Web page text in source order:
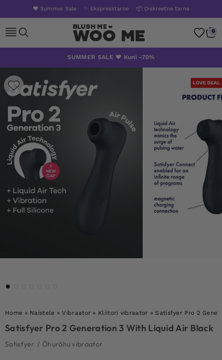
content
❤️ Summer Sale ✨ Ekspresstarne 📦 Diskreetne tarne
Woo Me 0
SUMMER SALE ❤️ Kuni -70%
LOVE DEAL
Home » Naistele »Vibraator » Kliitori vibraator »Satisfyer Pro 2
Satisfyer Pro 2 Generation 3 With Liquid Air Black
Satisfyer / Õhurõhu vibraator